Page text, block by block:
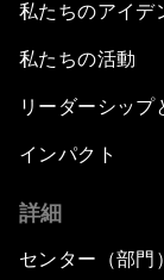
私たちのアイデ
私たちの活動
リーダーシップ
インパクト
詳細
センター（部門）